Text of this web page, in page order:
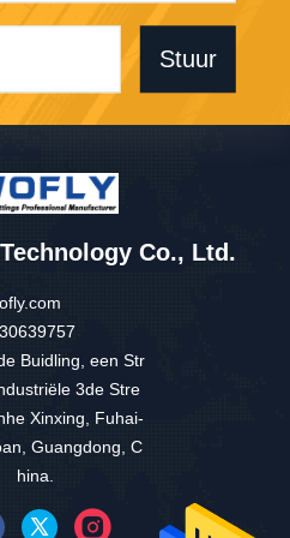
Stuur
Co., Ltd.
Buidling, een Str
3de Stre
Xinxing, Fuhai-
Guangdong, C
hina.